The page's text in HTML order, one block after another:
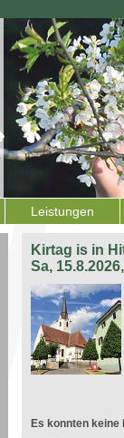
Leistungen
Kirtag is in
Sa,
Es konnten keine